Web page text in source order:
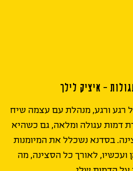
– איציק לילך
רגע ורגע, מנהלת עם עצמה שיח
דמות עגולה ומלאה, גם כשהיא
בסדנא נשכלל את המיומנות
ועכשיו, לאורך כל הסצינה, מה